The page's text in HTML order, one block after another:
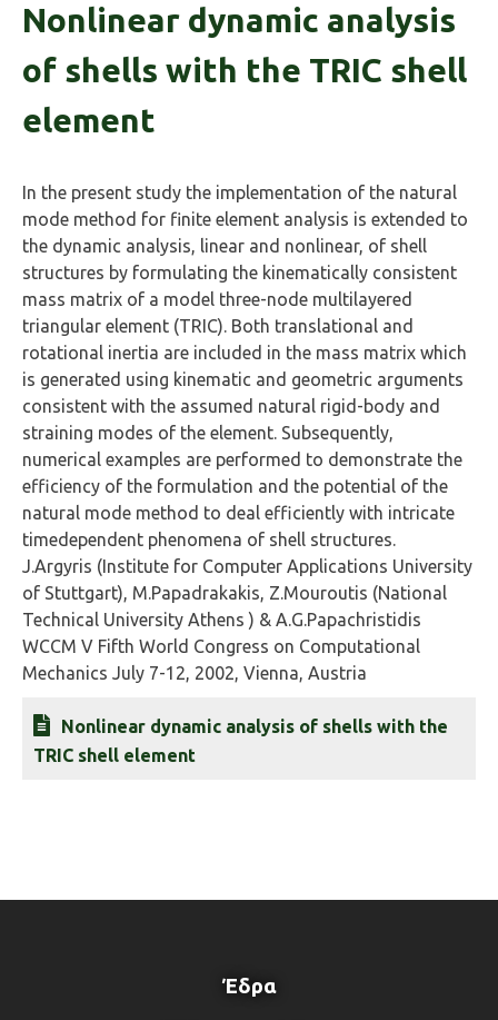
Nonlinear dynamic analysis
of shells with the TRIC shell
element
In the present study the implementation of the natural
mode method for finite element analysis is extended to
the dynamic analysis, linear and nonlinear, of shell
structures by formulating the kinematically consistent
mass matrix of a model three-node multilayered
triangular element (TRIC). Both translational and
rotational inertia are included in the mass matrix which
is generated using kinematic and geometric arguments
consistent with the assumed natural rigid-body and
straining modes of the element. Subsequently,
numerical examples are performed to demonstrate the
efficiency of the formulation and the potential of the
natural mode method to deal efficiently with intricate
timedependent phenomena of shell structures.
J.Argyris (Institute for Computer Applications University
of Stuttgart), M.Papadrakakis, Z.Mouroutis (National
Technical University Athens ) & A.G.Papachristidis
WCCM V Fifth World Congress on Computational
Mechanics July 7-12, 2002, Vienna, Austria
Nonlinear dynamic analysis of shells with the
TRIC shell element
Έδρα